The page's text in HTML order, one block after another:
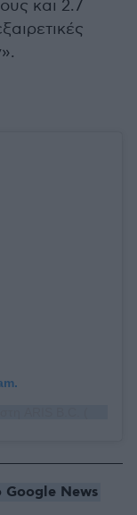
και 2.7
News